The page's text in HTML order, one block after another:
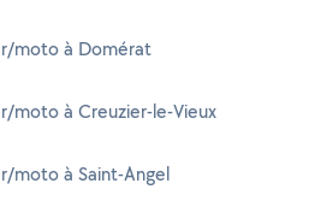
moto à Domérat
moto à Creuzier-le-Vieux
moto à Saint-Angel